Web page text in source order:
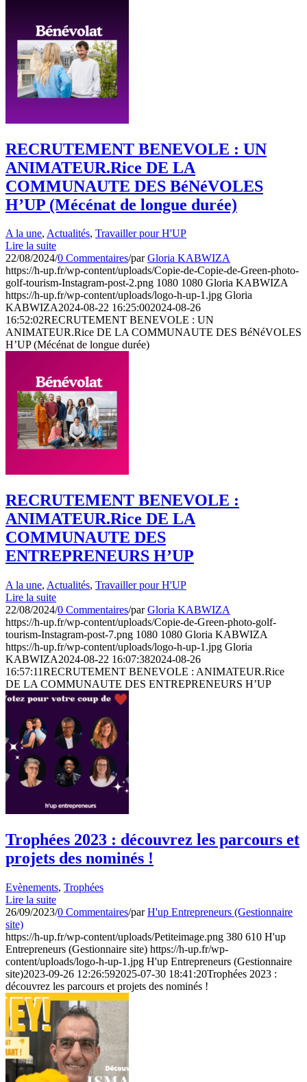
RECRUTEMENT BENEVOLE : UN
ANIMATEUR.Rice DE LA
COMMUNAUTE DES BéNéVOLES
H’UP (Mécénat de longue durée)
A la une, Actualités, Travailler pour H'UP
Lire la suite
22/08/2024/0 Commentaires/parGloria KABWIZA
https://h-up.fr/wp-content/uploads/Copie-de-Copie-de-Green-photo-
golf-tourism-Instagram-post-2.png 1080 1080 Gloria KABWIZA
https://h-up.fr/wp-content/uploads/logo-h-up-1.jpg Gloria
KABWIZA2024-08-22 16:25:002024-08-26
16:52:02RECRUTEMENT BENEVOLE : UN
ANIMATEUR.Rice DE LA COMMUNAUTE DES BéNéVOLES
H’UP (Mécénat de longue durée)
RECRUTEMENT BENEVOLE :
ANIMATEUR.Rice DE LA
COMMUNAUTE DES
ENTREPRENEURS H’UP
A la une, Actualités, Travailler pour H'UP
Lire la suite
22/08/2024/0 Commentaires/parGloria KABWIZA
https://h-up.fr/wp-content/uploads/Copie-de-Green-photo-golf-
tourism-Instagram-post-7.png 1080 1080 Gloria KABWIZA
https://h-up.fr/wp-content/uploads/logo-h-up-1.jpg Gloria
KABWIZA2024-08-22 16:07:382024-08-26
16:57:11RECRUTEMENT BENEVOLE : ANIMATEUR.Rice
DE LA COMMUNAUTE DES ENTREPRENEURS H’UP
Trophées 2023 : découvrez les parcours et
projets des nominés !
Evènements, Trophées
Lire la suite
26/09/2023/0 Commentaires/parH'up Entrepreneurs (Gestionnaire
site)
https://h-up.fr/wp-content/uploads/Petiteimage.png 380 610 H'up
Entrepreneurs (Gestionnaire site) https://h-up.fr/wp-
content/uploads/logo-h-up-1.jpg H'up Entrepreneurs (Gestionnaire
site)2023-09-26 12:26:592025-07-30 18:41:20Trophées 2023 :
découvrez les parcours et projets des nominés !